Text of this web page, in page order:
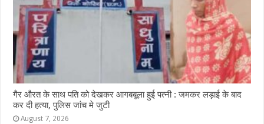
गैर औरत के साथ पति को देखकर आगबबूला हुई पत्नी : जमकर लड़ाई के बाद
कर दी हत्या, पुलिस जांच मे जुटी
August 7, 2026